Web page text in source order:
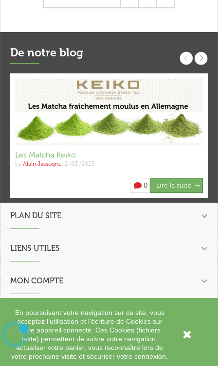
De notre blog
Les Matcha Keiko
by Alain Jassogne, 2 /03 /2023
0 Lire la suite
PLAN DU SITE 
LIENS UTILES 
MON COMPTE 
CONTACTEZ NOUS
Copyright 2023 - 2024 L'Oasis des Saveurs.
En poursuivant votre navigation sur ce site, vous
acceptez l’utilisation et l'écriture de Cookies sur
votre appareil connecté. Ces Cookies (fichiers
texte) permettent de suivre votre navigation,
actualiser votre panier, vous reconnaître lors de
votre prochaine visite et sécuriser votre connexion.
